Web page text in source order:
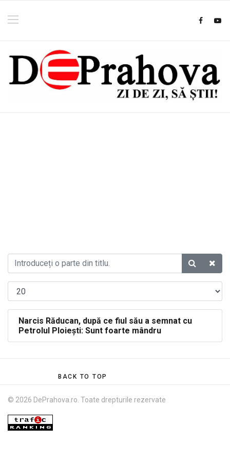
Narcis Răducan, după ce fiul său a semnat cu
Petrolul Ploiești: Sunt foarte mândru
BACK TO TOP
© 2026 DePrahova.ro. Toate drepturile rezervate